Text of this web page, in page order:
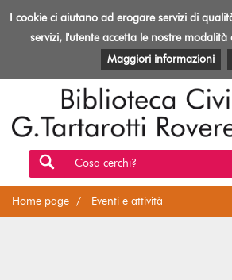
Biblioteca
Rovereto
EVENTI E ATTIVITÀ
Cosa cerchi?
Home page Eventi e attività
I cookie ci aiutano ad erogare servizi di
servizi, l'utente accetta le nostre modalità
Maggiori informazioni